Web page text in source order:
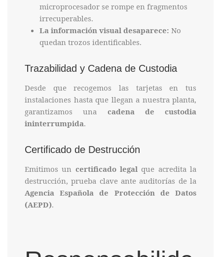
microprocesador se rompe en fragmentos
irrecuperables.
La información visual desaparece: No
quedan trozos identificables.
Trazabilidad y Cadena de Custodia
Desde que recogemos las tarjetas en tus
instalaciones hasta que llegan a nuestra planta,
garantizamos una cadena de custodia
ininterrumpida.
Certificado de Destrucción
Emitimos un certificado legal que acredita la
destrucción, prueba clave ante auditorías de la
Agencia Española de Protección de Datos
(AEPD).